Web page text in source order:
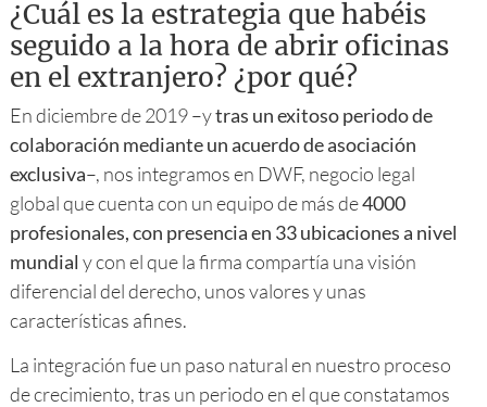
¿Cuál es la estrategia que habéis
seguido a la hora de abrir oficinas
en el extranjero? ¿por qué?
En diciembre de 2019 –ytras un exitoso periodo de
colaboración mediante un acuerdo de asociación
exclusiva–, nos integramos en DWF, negocio legal
global que cuenta con un equipo de más de4000
profesionales, con presencia en 33 ubicaciones a nivel
mundial y con el que la firma compartía una visión
diferencial del derecho, unos valores y unas
características afines.
La integración fue un paso natural en nuestro proceso
de crecimiento, tras un periodo en el que constatamos